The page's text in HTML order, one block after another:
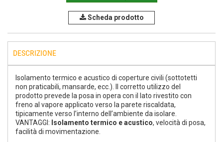
Scheda prodotto
DESCRIZIONE
Isolamento termico e acustico di coperture civili (sottotetti
non praticabili, mansarde, ecc.). Il corretto utilizzo del
prodotto prevede la posa in opera con il lato rivestito con
freno al vapore applicato verso la parete riscaldata,
tipicamente verso l’interno dell’ambiente da isolare.
VANTAGGI: Isolamento termico e acustico, velocità di posa,
facilità di movimentazione.